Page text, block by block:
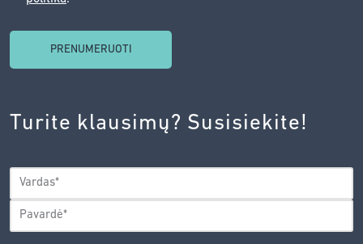
SUTINKU
AGENTŪROS
PRIVATUMO
POLITIKA.*
Turite klausimų? Susisiekite!
VARDAS*
Vardas